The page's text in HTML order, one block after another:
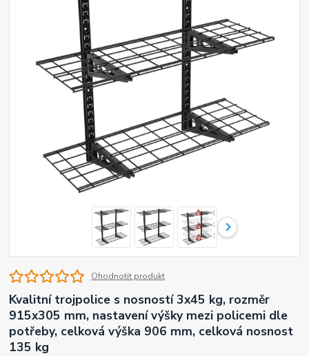
Ohodnotit produkt
Kvalitní trojpolice s nosností 3x45 kg, rozměr
915x305 mm, nastavení výšky mezi policemi dle
potřeby, celková výška 906 mm, celková nosnost
135 kg